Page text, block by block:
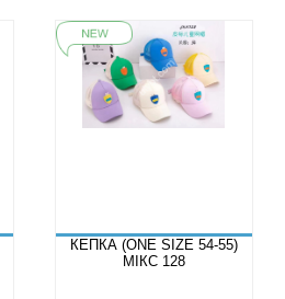
КЕПКА (ONE SIZE 54-55)
МІКС 128